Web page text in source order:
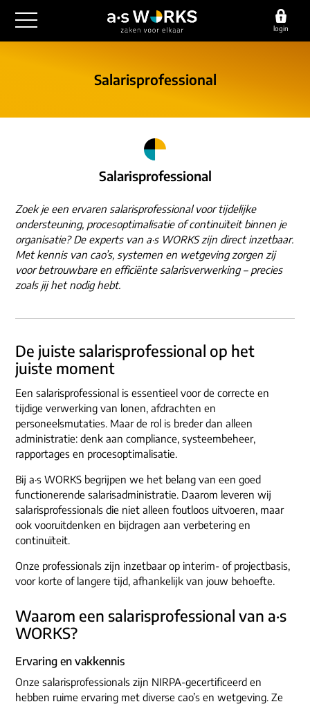
login
salarisadministratie
HR/payroll traineeship
optimalisatie
functioneel beheer
overige diensten
vacatures
communicatie
referenties
outsourcing
detachering
consultancy
over ons
werken bij
onze experts
ons dna
contact
social media
Salarisprofessional
Salarisprofessional
Zoek je een ervaren salarisprofessional voor tijdelijke
ondersteuning, procesoptimalisatie of continuïteit binnen je
organisatie? De experts van a·s WORKS zijn direct inzetbaar.
Met kennis van cao’s, systemen en wetgeving zorgen zij
voor betrouwbare en efficiënte salarisverwerking – precies
zoals jij het nodig hebt.
De juiste salarisprofessional op het
juiste moment
Een salarisprofessional is essentieel voor de correcte en
tijdige verwerking van lonen, afdrachten en
personeelsmutaties. Maar de rol is breder dan alleen
administratie: denk aan compliance, systeembeheer,
rapportages en procesoptimalisatie.
Bij a·s WORKS begrijpen we het belang van een goed
functionerende salarisadministratie. Daarom leveren wij
salarisprofessionals die niet alleen foutloos uitvoeren, maar
ook vooruitdenken en bijdragen aan verbetering en
continuïteit.
Onze professionals zijn inzetbaar op interim- of projectbasis,
voor korte of langere tijd, afhankelijk van jouw behoefte.
Waarom een salarisprofessional van a·s
WORKS?
Ervaring en vakkennis
Onze salarisprofessionals zijn NIRPA-gecertificeerd en
hebben ruime ervaring met diverse cao’s en wetgeving. Ze